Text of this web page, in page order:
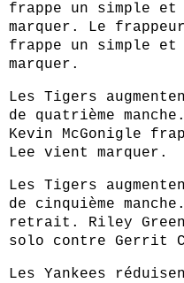
frappe un simple et
marquer. Le
frappe un simple et
marquer.
Les Tigers
de quatrième
Kevin McGonigle
Lee vient marquer.
Les Tigers
de cinquième
retrait. Riley
solo contre Gerrit
Les Yankees